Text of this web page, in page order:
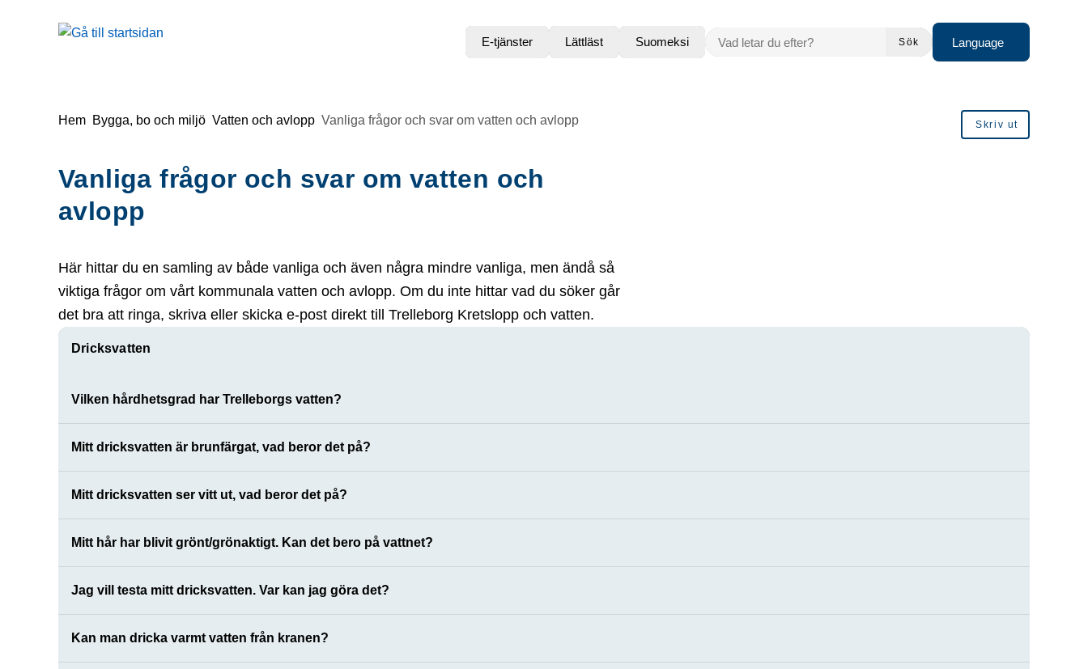
Gå till innehåll
till sidomeny
E-tjänster
Lättläst Suomeksi
VAD LETAR DU EFTER?
Sök
Language
Du är här:
Hem Bygga, bo och miljö Vatten och avlopp Vanliga frågor och svar om vatten och avlopp Skriv ut
Vanliga frågor och svar om vatten och
avlopp
Här hittar du en samling av både vanliga och även några mindre vanliga, men ändå så
viktiga frågor om vårt kommunala vatten och avlopp. Om du inte hittar vad du söker går
det bra att ringa, skriva eller skicka e-post direkt till Trelleborg Kretslopp och vatten.
Dricksvatten
Vilken hårdhetsgrad har Trelleborgs vatten?
Mitt dricksvatten är brunfärgat, vad beror det på?
Mitt dricksvatten ser vitt ut, vad beror det på?
Mitt hår har blivit grönt/grönaktigt. Kan det bero på vattnet?
Jag vill testa mitt dricksvatten. Var kan jag göra det?
Kan man dricka varmt vatten från kranen?